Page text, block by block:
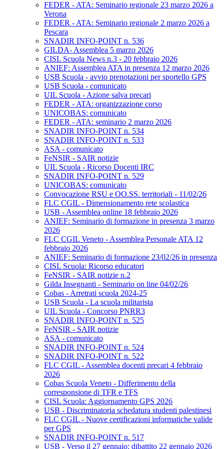
FEDER - ATA: Seminario regionale 23 marzo 2026 a
Verona
FEDER - ATA: Seminario regionale 2 marzo 2026 a
Pescara
SNADIR INFO-POINT n. 536
GILDA- Assemblea 5 marzo 2026
CISL Scuola News n.3 - 20 febbraio 2026
ANIEF: Assemblea ATA in presenza 12 marzo 2026
USB Scuola - avvio prenotazioni per sportello GPS
USB Scuola - comunicato
UIL Scuola - Azione salva precari
FEDER - ATA: organizzazione corso
UNICOBAS: comunicato
FEDER - ATA: seminario 2 marzo 2026
SNADIR INFO-POINT n. 534
SNADIR INFO-POINT n. 533
ASA - comunicato
FeNSIR - SAIR notizie
UIL Scuola - Ricorso Docenti IRC
SNADIR INFO-POINT n. 529
UNICOBAS: comunicato
Convocazione RSU e OO.SS. territoriali - 11/02/26
FLC CGIL - Dimensionamento rete scolastica
USB - Assemblea online 18 febbraio 2026
ANIEF: Seminario di formazione in presenza 3 marzo
2026
FLC CGIL Veneto - Assemblea Personale ATA 12
febbraio 2026
ANIEF: Seminario di formazione 23/02/26 in presenza
CISL Scuola: Ricorso educatori
FeNSIR - SAIR notizie n.2
Gilda Insegnanti - Seminario on line 04/02/26
Cobas - Arretrati scuola 2024-25
USB Scuola - La scuola militarista
UIL Scuola - Concorso PNRR3
SNADIR INFO-POINT n. 525
FeNSIR - SAIR notizie
ASA - comunicato
SNADIR INFO-POINT n. 524
SNADIR INFO-POINT n. 522
FLC CGIL - Assemblea docenti precari 4 febbraio
2026
Cobas Scuola Veneto - Differimento della
corresponsione di TFR e TFS
CISL Scuola: Aggiornamento GPS 2026
USB - Discriminatoria schedatura studenti palestinesi
FLC CGIL - Nuove certificazioni informatiche valide
per GPS
SNADIR INFO-POINT n. 517
USB - Verso il 27 gennaio: dibattito 22 gennaio 2026